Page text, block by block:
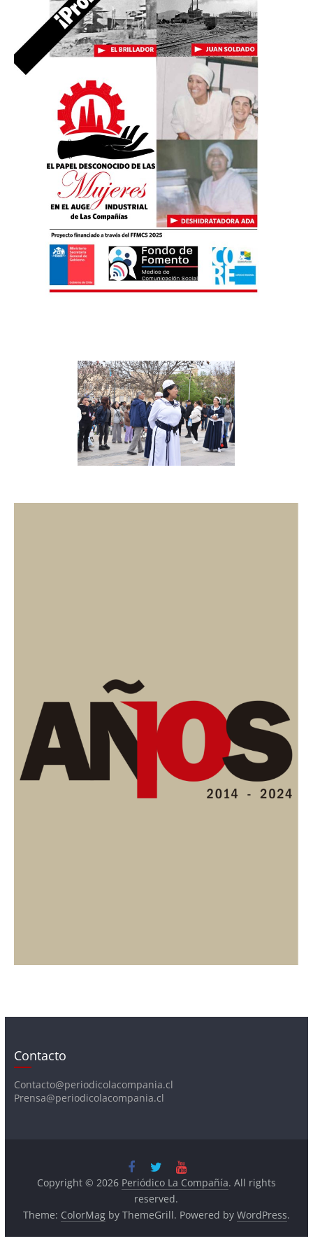
Contacto
Contacto@periodicolacompania.cl
Prensa@periodicolacompania.cl
Copyright © 2026 Periódico La Compañía. All rights
reserved.
Theme: ColorMagby ThemeGrill. Powered by WordPress.